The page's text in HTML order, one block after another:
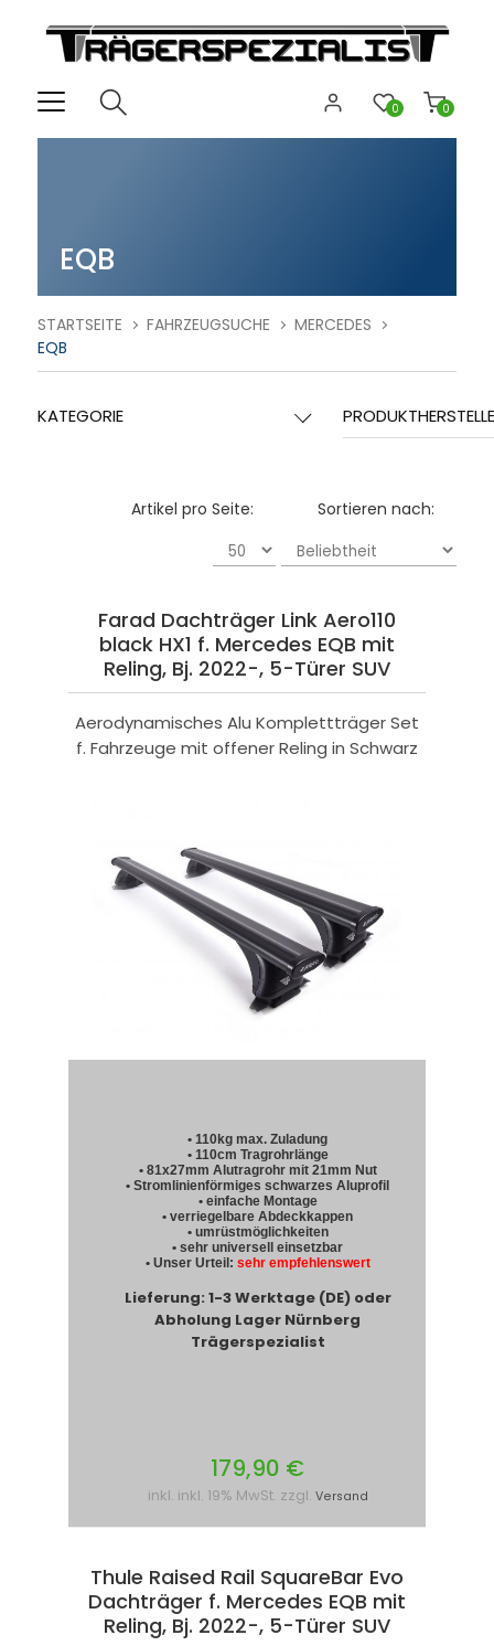
0
0
EQB
STARTSEITE FAHRZEUGSUCHE
MERCEDES
EQB
KATEGORIE
Sortieren nach:
Artikel pro Seite:
Farad Dachträger Link Aero110
black HX1 f. Mercedes EQB mit
Reling, Bj. 2022-, 5-Türer SUV
Aerodynamisches Alu Komplettträger Set
f. Fahrzeuge mit offener Reling in Schwarz
• 110kg max. Zuladung
• 110cm Tragrohrlänge
• 81x27mm Alutragrohr mit 21mm Nut
• Stromlinienförmiges schwarzes Aluprofil
• einfache Montage
• verriegelbare Abdeckkappen
• umrüstmöglichkeiten
• sehr universell einsetzbar
• Unser Urteil: sehr empfehlenswert
Lieferung: 1-3 Werktage (DE) oder
Abholung Lager Nürnberg
Trägerspezialist
179,90 €
inkl. inkl. 19% MwSt. zzgl. Versand
Thule Raised Rail SquareBar Evo
Dachträger f. Mercedes EQB mit
Reling, Bj. 2022-, 5-Türer SUV